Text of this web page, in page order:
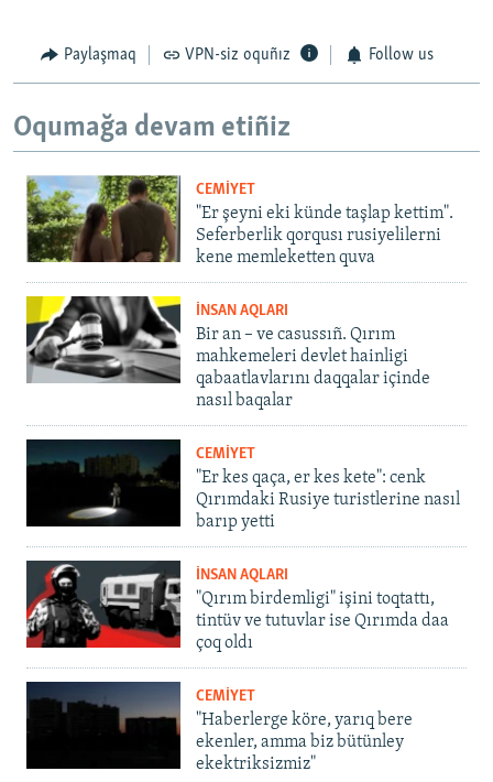
Paylaşmaq VPN-siz oquñız Follow us
Oqumağa devam etiñiz
CEMİYET
"Er şeyni eki künde taşlap kettim".
Seferberlik qorqusı rusiyelilerni
kene memleketten quva
İNSAN AQLARI
Bir an – ve casussıñ. Qırım
mahkemeleri devlet hainligi
qabaatlavlarını daqqalar içinde
nasıl baqalar
CEMİYET
"Er kes qaça, er kes kete": cenk
Qırımdaki Rusiye turistlerine nasıl
barıp yetti
İNSAN AQLARI
"Qırım birdemligi" işini toqtattı,
tintüv ve tutuvlar ise Qırımda daa
çoq oldı
CEMİYET
"Haberlerge köre, yarıq bere
ekenler, amma biz bütünley
ekektriksizmiz"